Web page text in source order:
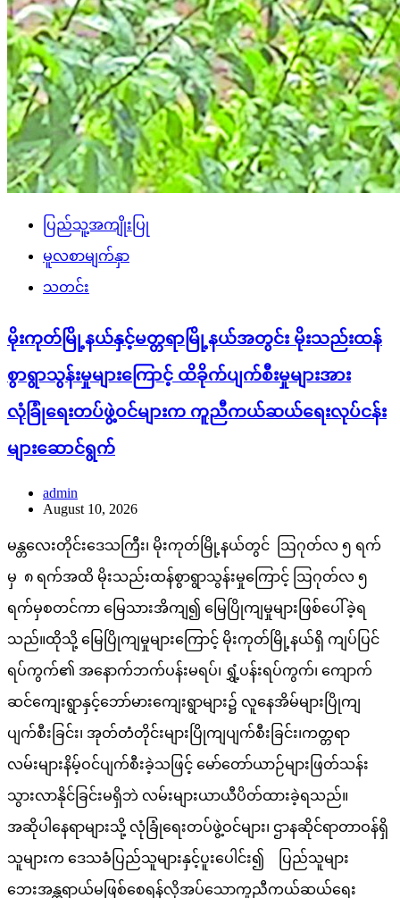
ပြည်သူ့အကျိုးပြု
မူလစာမျက်နှာ
သတင်း
မိုးကုတ်မြို့နယ်နှင့်မတ္တရာမြို့နယ်အတွင်း မိုးသည်းထန်
စွာရွာသွန်းမှုများကြောင့် ထိခိုက်ပျက်စီးမှုများအား
လုံခြုံရေးတပ်ဖွဲ့ဝင်များက ကူညီကယ်ဆယ်ရေးလုပ်ငန်း
များဆောင်ရွက်
admin
August 10, 2026
မန္တလေးတိုင်းဒေသကြီး၊ မိုးကုတ်မြို့နယ်တွင် ဩဂုတ်လ ၅ ရက်
မှ ၈ ရက်အထိ မိုးသည်းထန်စွာရွာသွန်းမှုကြောင့် ဩဂုတ်လ ၅
ရက်မှစတင်ကာ မြေသားအိကျ၍ မြေပြိုကျမှုများဖြစ်ပေါ်ခဲ့ရ
သည်။ထိုသို့ မြေပြိုကျမှုများကြောင့် မိုးကုတ်မြို့နယ်ရှိ ကျပ်ပြင်
ရပ်ကွက်၏ အနောက်ဘက်ပန်းမရပ်၊ ရွှံ့ပန်းရပ်ကွက်၊ ကျောက်
ဆင်ကျေးရွာနှင့်ဘော်မားကျေးရွာများ၌ လူနေအိမ်များပြိုကျ
ပျက်စီးခြင်း၊ အုတ်တံတိုင်းများပြိုကျပျက်စီးခြင်း၊ကတ္တရာ
လမ်းများနိမ့်ဝင်ပျက်စီးခဲ့သဖြင့် မော်တော်ယာဉ်များဖြတ်သန်း
သွားလာနိုင်ခြင်းမရှိဘဲ လမ်းများယာယီပိတ်ထားခဲ့ရသည်။
အဆိုပါနေရာများသို့ လုံခြုံရေးတပ်ဖွဲ့ဝင်များ၊ ဌာနဆိုင်ရာတာဝန်ရှိ
သူများက ဒေသခံပြည်သူများနှင့်ပူးပေါင်း၍ ပြည်သူများ
ဘေးအန္တရာယ်မဖြစ်စေရန်လိုအပ်သောကူညီကယ်ဆယ်ရေး